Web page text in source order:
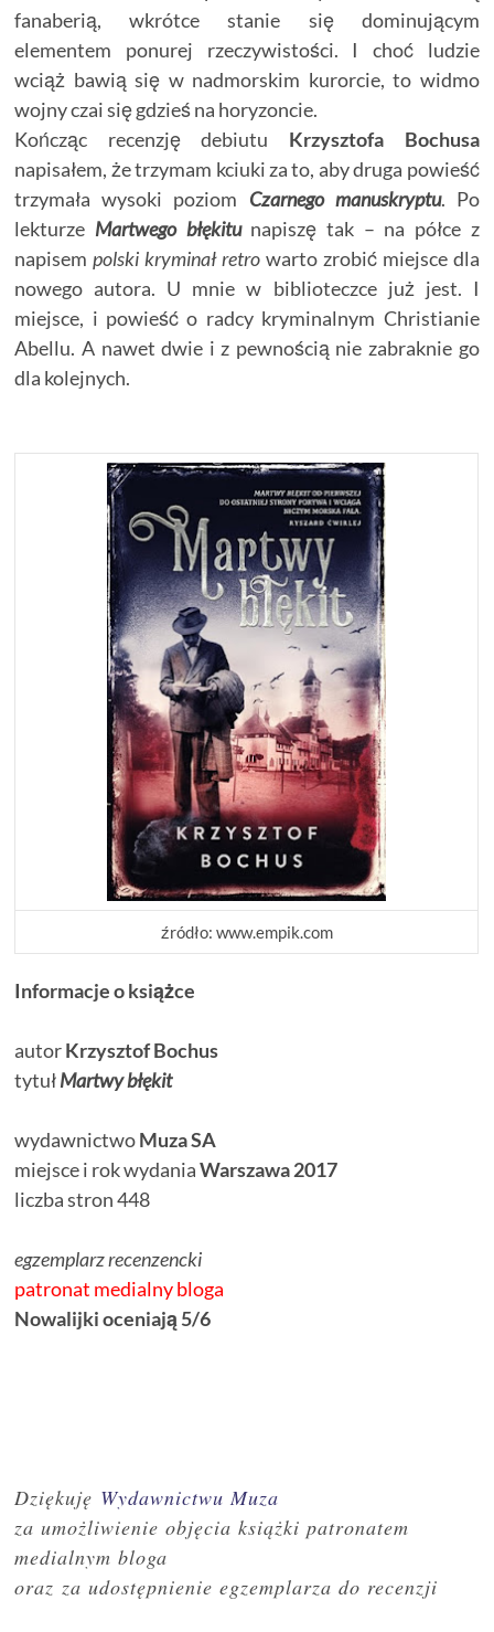
fanaberią, wkrótce stanie się dominującym
elementem ponurej rzeczywistości. I choć ludzie
wciąż bawią się w nadmorskim kurorcie, to widmo
wojny czai się gdzieś na horyzoncie.
Kończąc recenzję debiutu Krzysztofa Bochusa
napisałem, że trzymam kciuki za to, aby druga powieść
trzymała wysoki poziom Czarnego manuskryptu. Po
lekturze Martwego błękitu napiszę tak – na półce z
napisempolski kryminał retro warto zrobić miejsce dla
nowego autora. U mnie w biblioteczce już jest. I
miejsce, i powieść o radcy kryminalnym Christianie
Abellu. A nawet dwie i z pewnością nie zabraknie go
dla kolejnych.
źródło: www.empik.com
Informacje o książce
autorKrzysztof Bochus
tytułMartwy błękit
wydawnictwoMuza SA
miejsce i rok wydaniaWarszawa 2017
liczba stron 448
egzemplarz recenzencki
patronat medialny bloga
Nowalijki oceniają 5/6
Dziękuję Wydawnictwu Muza
za umożliwienie objęcia książki patronatem
medialnym bloga
orazza udostępnienie egzemplarza do recenzji